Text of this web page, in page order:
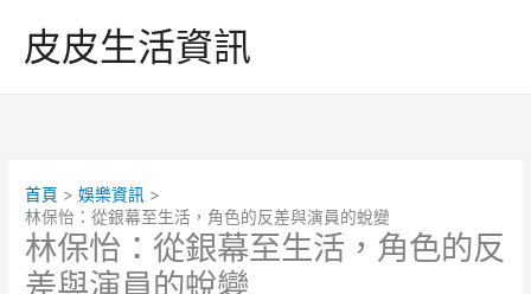
皮皮生活資訊
首頁
娛樂資訊
林保怡：從銀幕至生活，角色的反差與演員的蛻變
林保怡：從銀幕至生活，角色的反